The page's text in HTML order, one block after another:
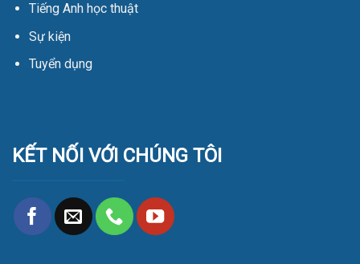
Tiếng Anh học thuật
Sự kiện
Tuyển dụng
KẾT NỐI VỚI CHÚNG TÔI